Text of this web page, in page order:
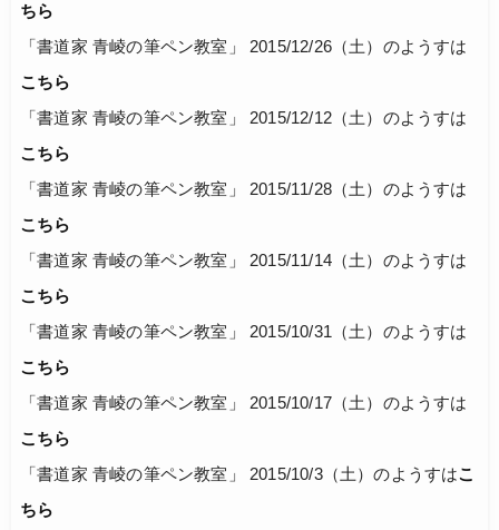
ちら
「書道家 青崚の筆ペン教室」 2015/12/26（土）のようすは
こちら
「書道家 青崚の筆ペン教室」 2015/12/12（土）のようすは
こちら
「書道家 青崚の筆ペン教室」 2015/11/28（土）のようすは
こちら
「書道家 青崚の筆ペン教室」 2015/11/14（土）のようすは
こちら
「書道家 青崚の筆ペン教室」 2015/10/31（土）のようすは
こちら
「書道家 青崚の筆ペン教室」 2015/10/17（土）のようすは
こちら
「書道家 青崚の筆ペン教室」 2015/10/3（土）のようすはこ
ちら